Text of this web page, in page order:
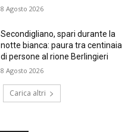
8 Agosto 2026
Secondigliano, spari durante la
notte bianca: paura tra centinaia
di persone al rione Berlingieri
8 Agosto 2026
Carica altri